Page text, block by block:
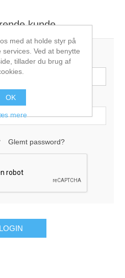
kunde
E-mail:
Glemt password?
med at holde styr på
Ved at benytte
tillader du brug af
OK
mere